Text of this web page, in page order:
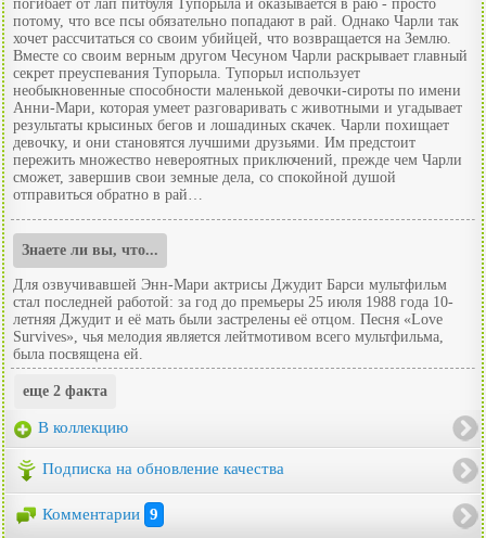
погибает от лап питбуля Тупорыла и оказывается в раю - просто
потому, что все псы обязательно попадают в рай. Однако Чарли так
хочет рассчитаться со своим убийцей, что возвращается на Землю.
Вместе со своим верным другом Чесуном Чарли раскрывает главный
секрет преуспевания Тупорыла. Тупорыл использует
необыкновенные способности маленькой девочки-сироты по имени
Анни-Мари, которая умеет разговаривать с животными и угадывает
результаты крысиных бегов и лошадиных скачек. Чарли похищает
девочку, и они становятся лучшими друзьями. Им предстоит
пережить множество невероятных приключений, прежде чем Чарли
сможет, завершив свои земные дела, со спокойной душой
отправиться обратно в рай…
Знаете ли вы, что...
Для озвучивавшей Энн-Мари актрисы Джудит Барси мультфильм
стал последней работой: за год до премьеры 25 июля 1988 года 10-
летняя Джудит и её мать были застрелены её отцом. Песня «Love
Survives», чья мелодия является лейтмотивом всего мультфильма,
была посвящена ей.
еще 2 факта
В коллекцию
Подписка на обновление качества
Комментарии 9